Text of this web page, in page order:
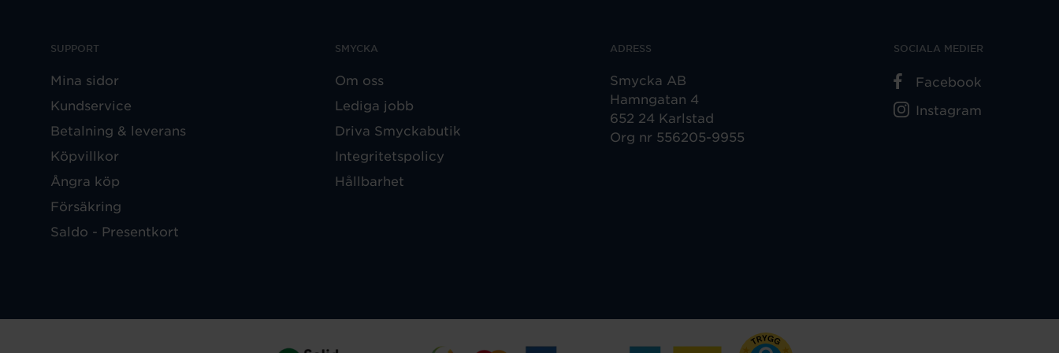
SUPPORT
Mina sidor
Kundservice
Betalning & leverans
Köpvillkor
Ångra köp
Försäkring
Saldo - Presentkort
SMYCKA
Om oss
Lediga jobb
Driva Smyckabutik
Integritetspolicy
Hållbarhet
ADRESS
Smycka AB
Hamngatan 4
652 24 Karlstad
Org nr 556205-9955
SOCIALA MEDIER
Facebook
Instagram